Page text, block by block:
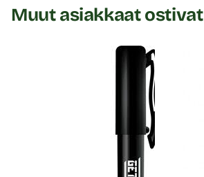
Muut asiakkaat ostivat